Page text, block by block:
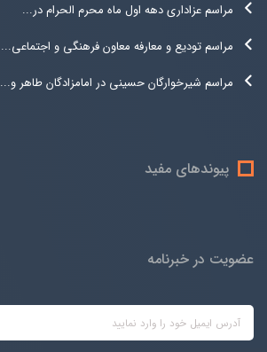
مراسم عزاداری دهه اول ماه محرم الحرام در...
مراسم تودیع و معارفه معاون فرهنگی و اجتماعی...
مراسم شیرخوارگان حسینی در امامزادگان طاهر و...
پیوندهای مفید
عضویت در خبرنامه